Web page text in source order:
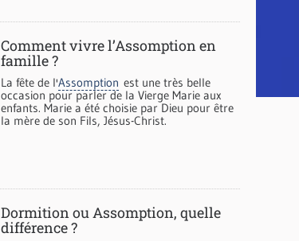
Comment vivre l’Assomption en
famille ?
La fête de l'Assomption est une très belle
occasion pour parler de la Vierge Marie aux
enfants. Marie a été choisie par Dieu pour être
la mère de son Fils, Jésus-Christ.
Dormition ou Assomption, quelle
différence ?